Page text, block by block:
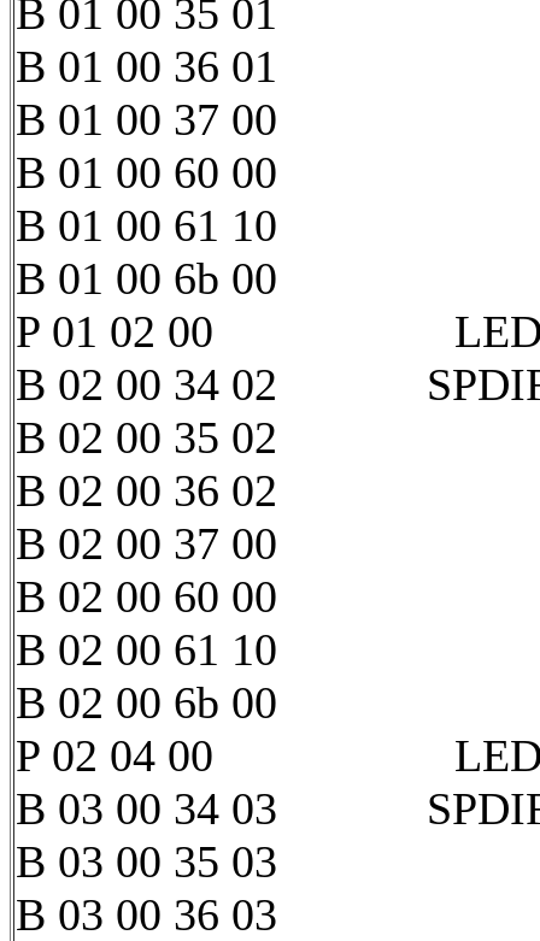
B 01 00 35 01
B 01 00 36 01
B 01 00 37 00
B 01 00 60 00
B 01 00 61 10
B 01 00 6b 00
P 01 02 00 LED 1
B 02 00 34 02 SPDIF2
B 02 00 35 02
B 02 00 36 02
B 02 00 37 00
B 02 00 60 00
B 02 00 61 10
B 02 00 6b 00
P 02 04 00 LED 2
B 03 00 34 03 SPDIF3
B 03 00 35 03
B 03 00 36 03